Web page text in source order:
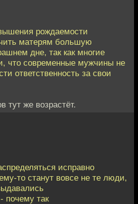
рождаемости
матерям большую
дне, так как многие
что современные мужчины не
ответственность за свои
тут же возрастёт.
исправно
то станут вовсе не те люди,
почему так